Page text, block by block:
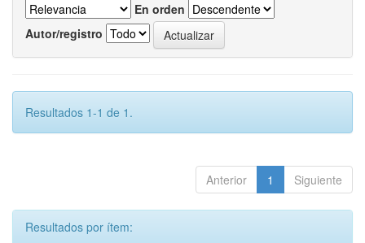
En orden
Autor/registro
Resultados 1-1 de 1.
Anterior 1 Siguiente
Resultados por ítem: